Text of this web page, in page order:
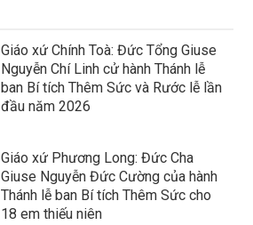
Giáo xứ Chính Toà: Đức Tổng Giuse
Nguyễn Chí Linh cử hành Thánh lễ
ban Bí tích Thêm Sức và Rước lễ lần
đầu năm 2026
Giáo xứ Phương Long: Đức Cha
Giuse Nguyễn Đức Cường của hành
Thánh lễ ban Bí tích Thêm Sức cho
18 em thiếu niên